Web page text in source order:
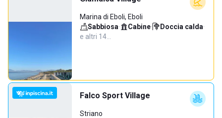
Marina di Eboli, Eboli
Sabbiosa· Cabine· Doccia calda·
e altri 14…
Falco Sport Village
Striano